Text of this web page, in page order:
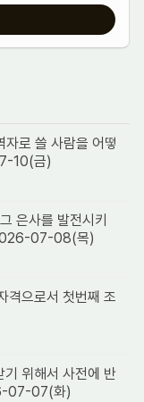
로 쓸 사람을 어떻
10(금)
은사를 발전시키
07-08(목)
격으로서 첫번째 조
위해서 사전에 반
07-07(화)